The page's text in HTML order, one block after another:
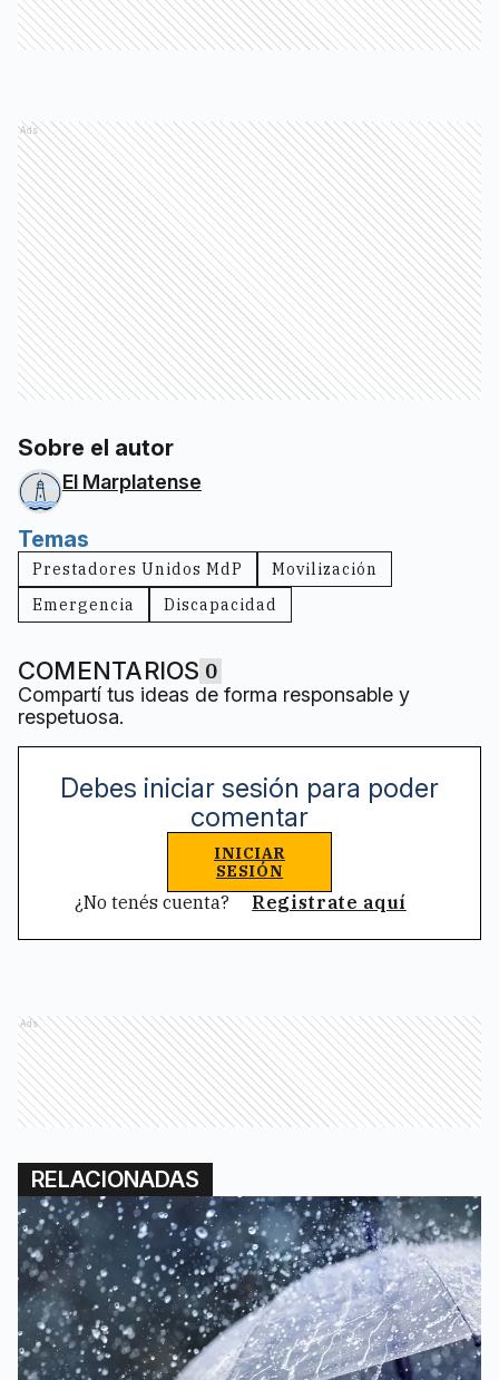
Sobre el autor
Temas
Prestadores Unidos MdP
Emergencia
COMENTARIOS0
respetuosa.
Debes iniciar sesión para poder
comentar
INICIAR
SESIÓN
RELACIONADAS